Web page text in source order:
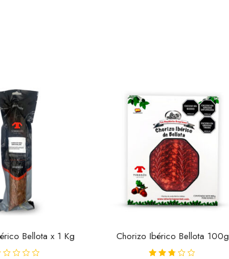
Bellota x 1 Kg Chorizo Ibérico Bellota 100g